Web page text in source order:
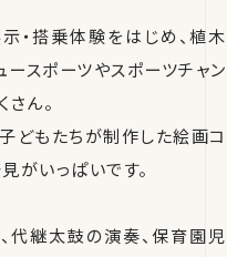
・搭乗体験をはじめ、植木
スポーツやスポーツチャン
ん。
どもたちが制作した絵画コ
がいっぱいです。
代継太鼓の演奏、保育園児